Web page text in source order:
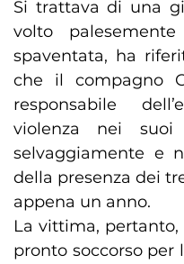
Si trattava di una
volto
spaventata, ha
che il compagno
responsabile
violenza nei suoi
selvaggiamente e
della presenza dei
appena un anno.
La vittima,
pronto soccorso per